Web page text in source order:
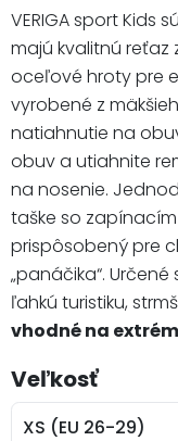
VERIGA sport Kids
majú kvalitnú reťaz
oceľové hroty pre
vyrobené z
natiahnutie na
obuv a utiahnite
na nosenie.
taške so
prispôsobený pre
„panáčika“.
ľahkú turistiku,
vhodné na
Veľkosť
XS (EU 26-29)